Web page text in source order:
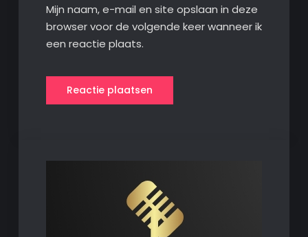
Mijn naam, e-mail en site opslaan in deze
browser voor de volgende keer wanneer ik
een reactie plaats.